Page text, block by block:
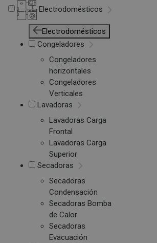
Electrodomésticos
Electrodomésticos
Congeladores
Congeladores
horizontales
Congeladores
Verticales
Lavadoras
Lavadoras Carga
Frontal
Lavadoras Carga
Superior
Secadoras
Secadoras
Condensación
Secadoras Bomba
de Calor
Secadoras
Evacuación